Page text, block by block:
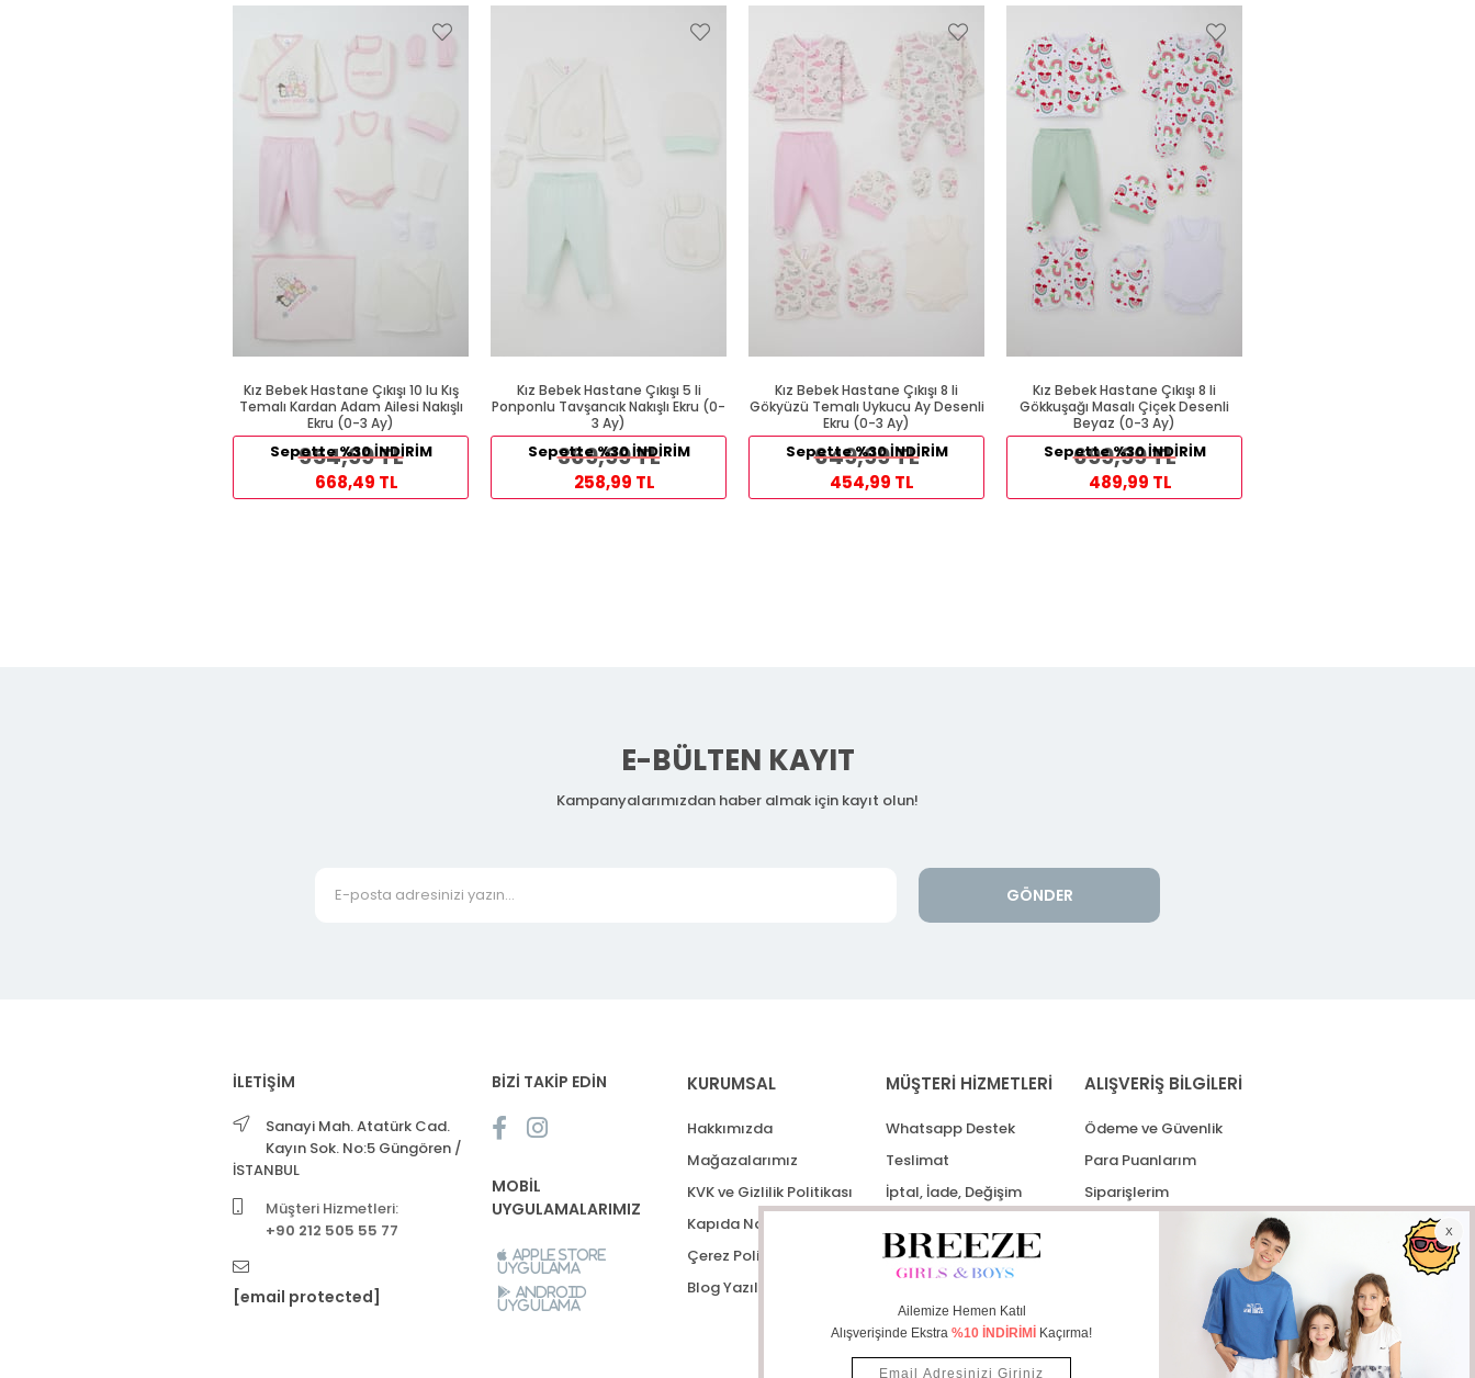
Kız Bebek Hastane Çıkışı 10 lu Kış
Temalı Kardan Adam Ailesi Nakışlı
Ekru (0-3 Ay)
954,99 TL
Sepette %30 İNDİRİM
668,49 TL
Kız Bebek Hastane Çıkışı 5 li
Ponponlu Tavşancık Nakışlı Ekru (0-
3 Ay)
369,99 TL
Sepette %30 İNDİRİM
258,99 TL
Kız Bebek Hastane Çıkışı 8 li
Gökyüzü Temalı Uykucu Ay Desenli
Ekru (0-3 Ay)
649,99 TL
Sepette %30 İNDİRİM
454,99 TL
Kız Bebek Hastane Çıkışı 8 li
Gökkuşağı Masalı Çiçek Desenli
Beyaz (0-3 Ay)
699,99 TL
Sepette %30 İNDİRİM
489,99 TL
E-BÜLTEN KAYIT
Kampanyalarımızdan haber almak için kayıt olun!
GÖNDER
İLETİŞİM
Sanayi Mah. Atatürk Cad.
Kayın Sok. No:5 Güngören /
İSTANBUL
Müşteri Hizmetleri:
+90 212 505 55 77
[email protected]
BİZİ TAKİP EDİN
MOBİL
UYGULAMALARIMIZ
Apple Store
Uygulama
Android
Uygulama
KURUMSAL
Hakkımızda
Mağazalarımız
KVK ve Gizlilik Politikası
Kapıda Nakit Ödeme
Çerez Politikası
Blog Yazıları
MÜŞTERİ HİZMETLERİ
Whatsapp Destek
Teslimat
İptal, İade, Değişim
ALIŞVERİŞ BİLGİLERİ
Ödeme ve Güvenlik
Para Puanlarım
Siparişlerim